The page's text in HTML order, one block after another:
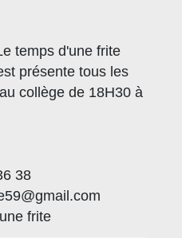
temps d'une frite
présente tous les
collège de 18H30 à
38
frite